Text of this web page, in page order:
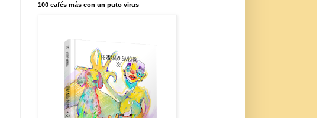
100 cafés más con un puto virus